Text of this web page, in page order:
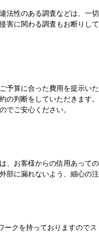
法性のある調査などは、一切
害に関わる調査もお断りして
予算に合った費用を提示いた
の判断をしていただきます。
のでご安心ください。
、 お客様からの信用あっての
部に漏れないよう、細心の注
ークを持っておりますのでス